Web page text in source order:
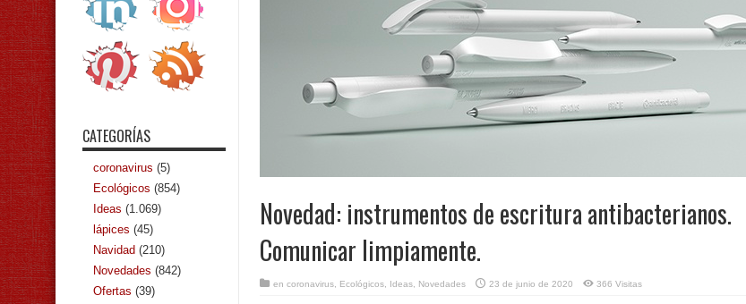
Novedad: instrumentos de escritura antibacterianos.
Comunicar limpiamente.
en coronavirus Ecológicos Ideas Novedades 23 de junio de 2020 366 Visitas
CATEGORÍAS
coronavirus (5)
Ecológicos (854)
Ideas (1.069)
lápices (45)
Navidad (210)
Novedades (842)
Ofertas (39)